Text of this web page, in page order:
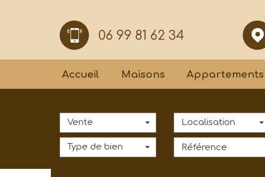
06 99 81 62 34
Accueil Maisons Appartements
Vente
Type de bien
Localisation